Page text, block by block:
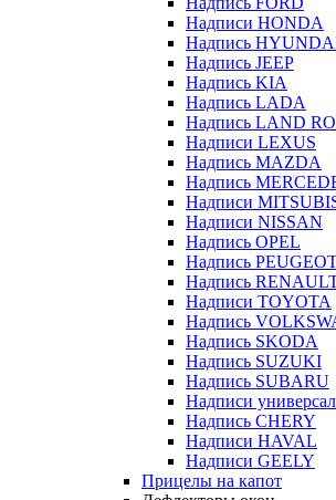
Надписи HONDA
Надпись
Надпись JEEP
Надпись KIA
Надпись LADA
Надпись LAND
Надписи LEXUS
Надпись MAZDA
Надпись
Надписи
Надписи NISSAN
Надпись OPEL
Надпись
Надпись
Надписи TOYOTA
Надпись
Надпись SKODA
Надпись SUZUKI
Надпись SUBARU
Надписи
Надпись CHERY
Надписи HAVAL
Надписи GEELY
Прицелы на капот